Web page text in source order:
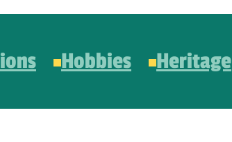
Hobbies Heritage